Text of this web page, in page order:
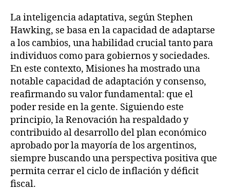
La inteligencia adaptativa, según Stephen
Hawking, se basa en la capacidad de adaptarse
a los cambios, una habilidad crucial tanto para
individuos como para gobiernos y sociedades.
En este contexto, Misiones ha mostrado una
notable capacidad de adaptación y consenso,
reafirmando su valor fundamental: que el
poder reside en la gente. Siguiendo este
principio, la Renovación ha respaldado y
contribuido al desarrollo del plan económico
aprobado por la mayoría de los argentinos,
siempre buscando una perspectiva positiva que
permita cerrar el ciclo de inflación y déficit
fiscal.